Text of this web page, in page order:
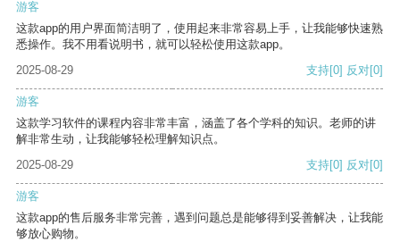
游客
这款app的用户界面简洁明了，使用起来非常容易上手，让我能够快速熟
悉操作。我不用看说明书，就可以轻松使用这款app。
2025-08-29
支持[0] 反对[0]
游客
这款学习软件的课程内容非常丰富，涵盖了各个学科的知识。老师的讲
解非常生动，让我能够轻松理解知识点。
2025-08-29
支持[0] 反对[0]
游客
这款app的售后服务非常完善，遇到问题总是能够得到妥善解决，让我能
够放心购物。